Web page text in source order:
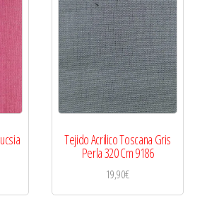
Tejido Acrilico Toscana Gris
Perla 320 Cm 9186
19,90€